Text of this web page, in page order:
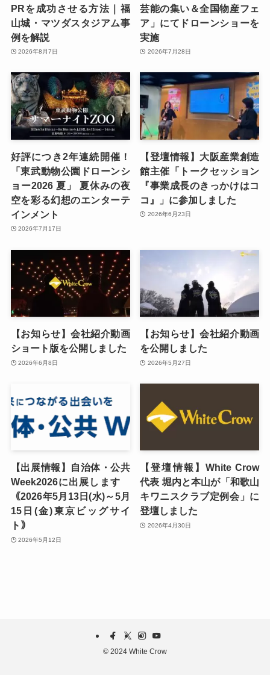
PRを成功させる方法｜福
山城・マツダスタジアム事
例を解説
2026年8月7日
芸能の集い＆全国物産フェ
ア」にてドローンショーを
実施
2026年7月28日
好評につき2年連続開催！
「東武動物公園ドローンシ
ョー2026 夏」 夏休みの夜
空を彩る幻想のエンターテ
インメント
2026年7月17日
【登壇情報】大阪産業創造
館主催「トークセッション
『事業成長のきっかけはコ
コ』」に参加しました
2026年6月23日
【お知らせ】会社紹介動画
ショート版を公開しました
2026年6月8日
【お知らせ】会社紹介動画
を公開しました
2026年5月27日
【出展情報】自治体・公共
Week2026に出展します
｟2026年5月13日(水)～5月
15日(金)東京ビッグサイ
ト｠
2026年5月12日
【登壇情報】White Crow
代表 堀内と本山が「和歌山
キワニスクラブ定例会」に
登壇しました
2026年4月30日
© 2024 White Crow